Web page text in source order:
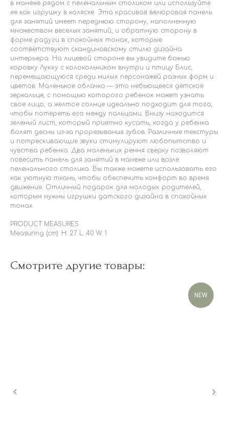
в манеже рядом с пеленальным столиком или используйте
ее как игрушку в коляске. Эта красивая велюровая панель
для занятий имеет переднюю сторону, наполненную
множеством веселых занятий, и обратную сторону в
форме радуги в спокойных тонах, которые
соответствуют скандинавскому стилю дизайна
интерьера. На лицевой стороне вы увидите божью
коровку Лукку с колокольчиком внутри и птицу Блис,
перемещающуюся среди милых персонажей разных форм и
цветов. Маленькое облачко — это небьющееся детское
зеркальце, с помощью которого ребенок может узнать
свое лицо, а желтое солнце идеально подходит для того,
чтобы потереть его между пальцами. Внизу находится
зеленый лист, который приятно кусать, когда у ребенка
болят десны из-за прорезывания зубов. Различные текстуры
и потрескивающие звуки стимулируют любопытство и
чувства ребенка. Два маленьких ремня сверху позволяют
повесить панель для занятий в манеже или возле
пеленального столика. Вы также можете использовать его
как уютную ткань, чтобы обеспечить комфорт во время
движения. Отличный подарок для молодых родителей,
которым нужны игрушки датского дизайна в спокойных
тонах.
PRODUCT MEASURES
Measuring (cm): H: 27 L: 40 W: 1
Смотрите другие товары:
NEW